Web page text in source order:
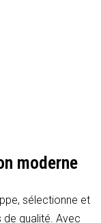
moderne
sélectionne et
qualité. Avec